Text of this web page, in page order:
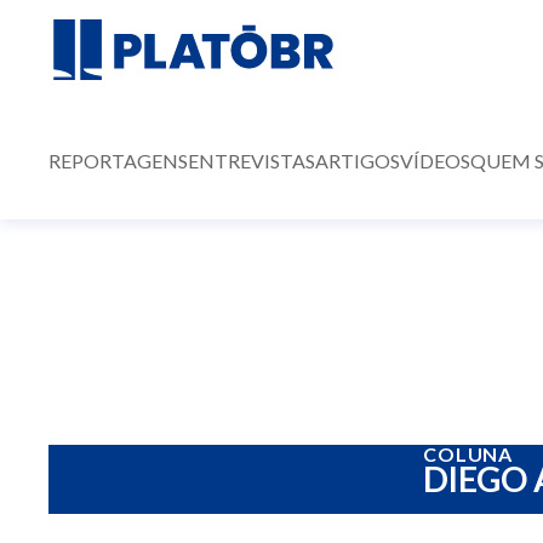
REPORTAGENSENTREVISTASARTIGOSVÍDEOSQUEM
COLUNA
DIEGO